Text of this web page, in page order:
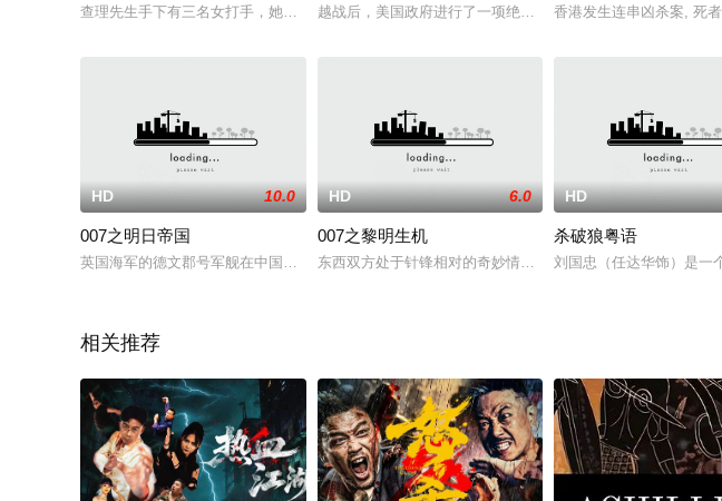
查理先生手下有三名女打手，她们才貌双全拥有一身好功夫，专门接受查理先生的命令为他人伸张
越战后，美国政府进行了一项绝密的科学计划。科学家们将越
香港发生连串凶杀案, 死
HD 10.0
007之明日帝国
英国海军的德文郡号军舰在中国领海内被遭到不明鱼雷攻击沉没。为了查明情况，英国海军决定动用
HD 6.0
007之黎明生机
东西双方处于针锋相对的奇妙情势。KGB内部有些人为了自己
HD
杀破狼粤语
刘国忠（任达华饰）是一
相关推荐